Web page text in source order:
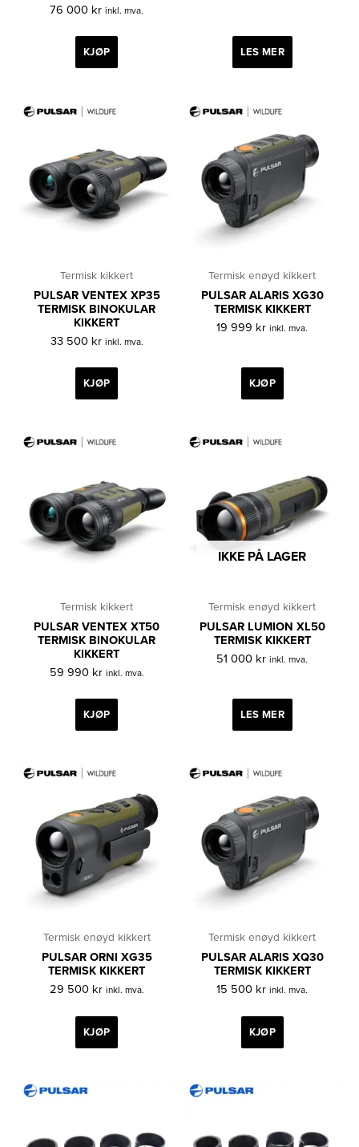
76 000 kr inkl. mva.
KJØP LES MER
Termisk kikkert
PULSAR VENTEX XP35
TERMISK BINOKULAR
KIKKERT
33 500 kr inkl. mva.
KJØP
Termisk enøyd kikkert
PULSAR ALARIS XG30
TERMISK KIKKERT
19 999 kr inkl. mva.
KJØP
Termisk kikkert
PULSAR VENTEX XT50
TERMISK BINOKULAR
KIKKERT
59 990 kr inkl. mva.
KJØP
IKKE PÅ LAGER
Termisk enøyd kikkert
PULSAR LUMION XL50
TERMISK KIKKERT
51 000 kr inkl. mva.
LES MER
Termisk enøyd kikkert
PULSAR ORNI XG35
TERMISK KIKKERT
29 500 kr inkl. mva.
KJØP
Termisk enøyd kikkert
PULSAR ALARIS XQ30
TERMISK KIKKERT
15 500 kr inkl. mva.
KJØP